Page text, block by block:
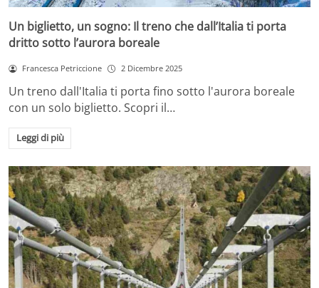
Un biglietto, un sogno: Il treno che dall’Italia ti porta
dritto sotto l’aurora boreale
Francesca Petriccione 2 Dicembre 2025
Un treno dall'Italia ti porta fino sotto l'aurora boreale
con un solo biglietto. Scopri il…
Leggi di più